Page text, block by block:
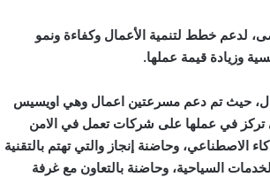
لكل منحة بحد أقصى، لدعم خطط لتنمية الأعمال وكفاءة ونمو
وزيادة قيمة عملها.
حيث تم دعم مسرعتين اعمال وهي اويسيس
انتاج والتي تركز في عملها على شركات تعمل في الامن
الاصطناعي، وحاضنة إنجاز والتي تهتم بالتقنية
السياحية، وحاضنة بالتعاون مع غرفة